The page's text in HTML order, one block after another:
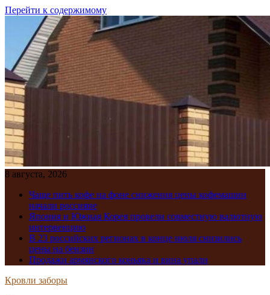
Перейти к содержимому
8 августа, 2026
Чаще пить кофе на фоне снижения цены кофемашин
начали россияне
Япония и Южная Корея провели совместную валютную
интервенцию
В 23 российских регионах в конце июля снизились
цены на бензин
Продажи армянского коньяка и вина упали
Кровли заборы